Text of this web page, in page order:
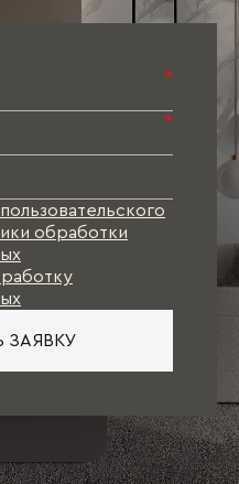
*
*
пользовательского
обработки
ЗАЯВКУ